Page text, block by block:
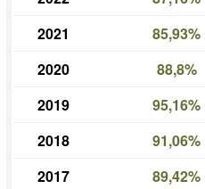
2021
85,93%
2020
88,8%
2019
95,16%
2018
91,06%
2017
89,42%